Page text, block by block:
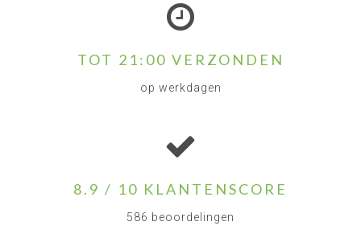
TOT 21:00 VERZONDEN
op werkdagen
8.9 / 10 KLANTENSCORE
586 beoordelingen